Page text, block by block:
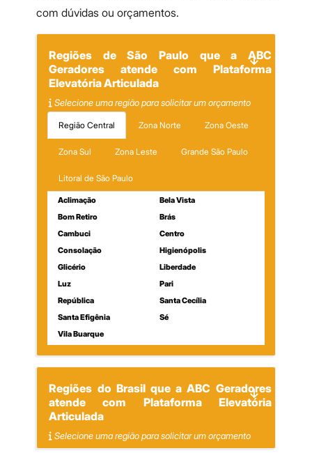
com dúvidas ou orçamentos.
Regiões de São Paulo que a ABC
Geradores atende com Plataforma
Elevatória Articulada
Selecione uma região para solicitar um orçamento
Região Central Zona Norte Zona Oeste
Zona Sul Zona Leste Grande São Paulo
Litoral de São Paulo
Aclimação
Bela Vista
Bom Retiro
Brás
Cambuci
Centro
Consolação
Higienópolis
Glicério
Liberdade
Luz
Pari
República
Santa Cecília
Santa Efigênia
Sé
Vila Buarque
Regiões do Brasil que a ABC Geradores
atende com Plataforma Elevatória
Articulada
Selecione uma região para solicitar um orçamento